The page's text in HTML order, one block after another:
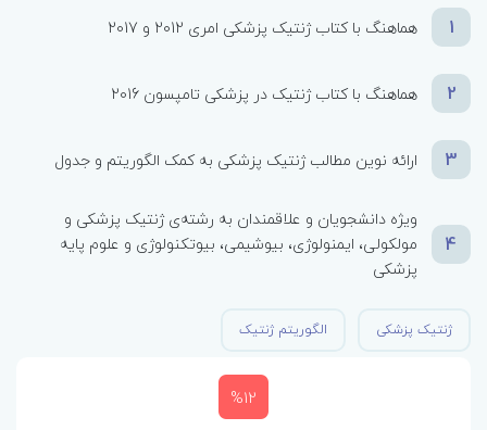
1
هماهنگ با کتاب ژنتیک پزشکی امری 2012 و 2017
2 هماهنگ با کتاب ژنتیک در پزشکی تامپسون 2016
3 ارائه نوین مطالب ژنتیک پزشکی به کمک الگوریتم و جدول
4
ویژه دانشجویان و علاقمندان به رشته‌ی ژنتیک پزشکی و
مولکولی، ایمنولوژی، بیوشیمی، بیوتکنولوژی و علوم پایه
پزشکی
ژنتیک پزشکی الگوریتم ژنتیک
%12